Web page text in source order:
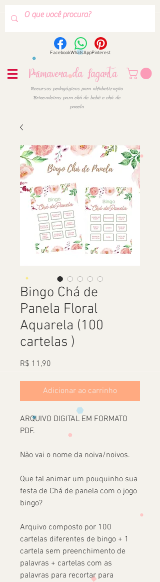
FacebookWhatsAppPinterest
Primavera da Lagarta
Recursos pedagógicos para alfabetização
Brincadeiras para chá de bebê e chá de
panela
Bingo Chá de
Panela Floral
Aquarela (100
cartelas )
R$ 11,90
Adicionar ao carrinho
ARQUIVO DIGITAL EM FORMATO
PDF.
Não vai o nome da noiva/noivos.
Que tal animar um pouquinho sua
festa de Chá de panela com o jogo
bingo?
Arquivo composto por 100
cartelas diferentes de bingo + 1
cartela sem preenchimento de
palavras + cartelas com as
palavras para recortar para